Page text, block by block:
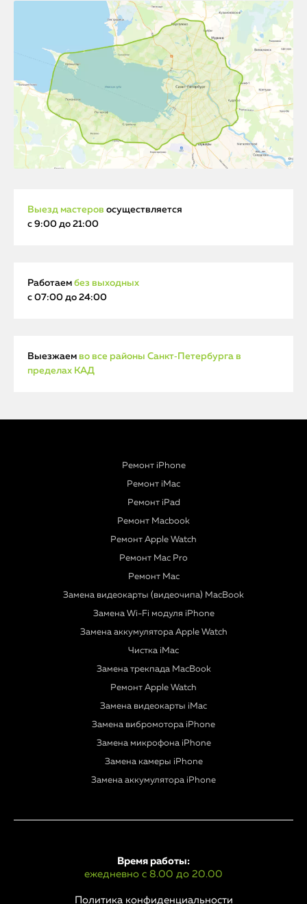
Выезд мастеров осуществляется
с 9:00 до 21:00
Работаем без выходных
с 07:00 до 24:00
Выезжаем во все районы Санкт‑Петербурга в
пределах КАД
Ремонт iPhone
Ремонт iMac
Ремонт iPad
Ремонт Macbook
Ремонт Apple Watch
Ремонт Mac Pro
Ремонт Mac
Замена видеокарты (видеочипа) MacBook
Замена Wi-Fi модуля iPhone
Замена аккумулятора Apple Watch
Чистка iMac
Замена трекпада MacBook
Ремонт Apple Watch
Замена видеокарты iMac
Замена вибромотора iPhone
Замена микрофона iPhone
Замена камеры iPhone
Замена аккумулятора iPhone
Политика конфиденциальности
Время работы:
ежедневно с 8.00 до 20.00